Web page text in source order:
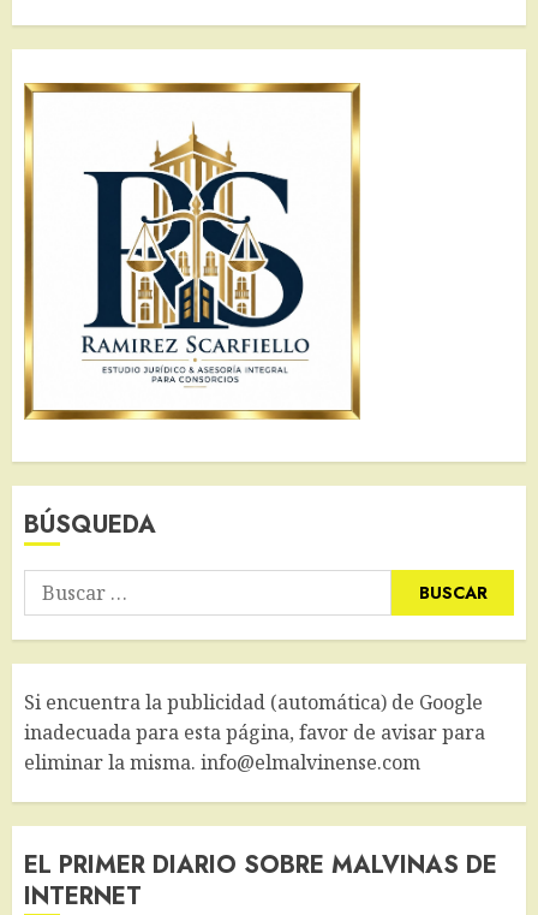
BÚSQUEDA
Buscar:
Si encuentra la publicidad (automática) de Google
inadecuada para esta página, favor de avisar para
eliminar la misma. info@elmalvinense.com
EL PRIMER DIARIO SOBRE MALVINAS DE
INTERNET